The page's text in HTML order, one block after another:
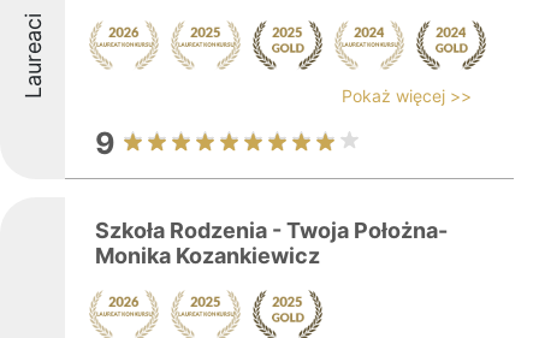
Laureaci Pokaż więcej >>
9
Szkoła Rodzenia - Twoja Położna-
Monika Kozankiewicz